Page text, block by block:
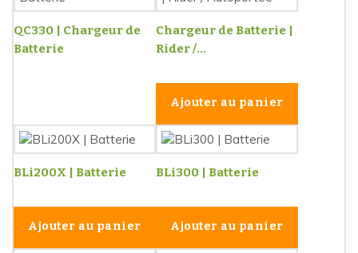
QC330 | Chargeur de
Batterie
Chargeur de Batterie |
Rider /...
Ajouter au panier
BLi200X | Batterie
Ajouter au panier
BLi300 | Batterie
Ajouter au panier